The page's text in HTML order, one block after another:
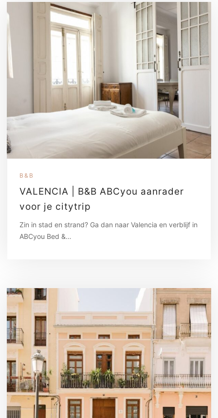
B&B
VALENCIA | B&B ABCyou aanrader
voor je citytrip
Zin in stad en strand? Ga dan naar Valencia en verblijf in
ABCyou Bed &…